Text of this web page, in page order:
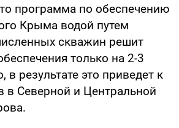
программа по обеспечению
Крыма водой путем
скважин решит
только на 2-3
в результате это приведет к
в Северной и Центральной